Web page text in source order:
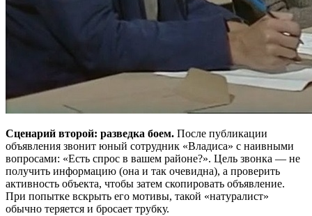
Сценарий второй: разведка боем. После публикации
объявления звонит юный сотрудник «Владиса» с наивными
вопросами: «Есть спрос в вашем районе?». Цель звонка — не
получить информацию (она и так очевидна), а проверить
активность объекта, чтобы затем скопировать объявление.
При попытке вскрыть его мотивы, такой «натуралист»
обычно теряется и бросает трубку.